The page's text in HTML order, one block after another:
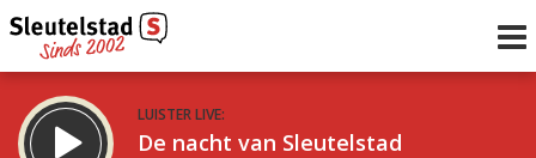
LUISTER LIVE:
De nacht van Sleutelstad